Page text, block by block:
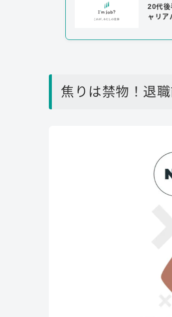
20代後
ャリア
焦りは禁物！退